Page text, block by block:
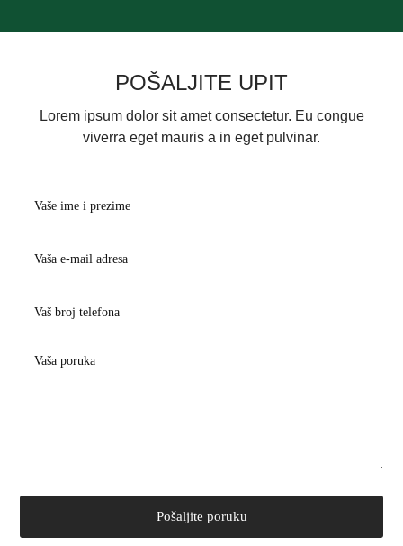
POŠALJITE UPIT
Lorem ipsum dolor sit amet consectetur. Eu congue
viverra eget mauris a in eget pulvinar.